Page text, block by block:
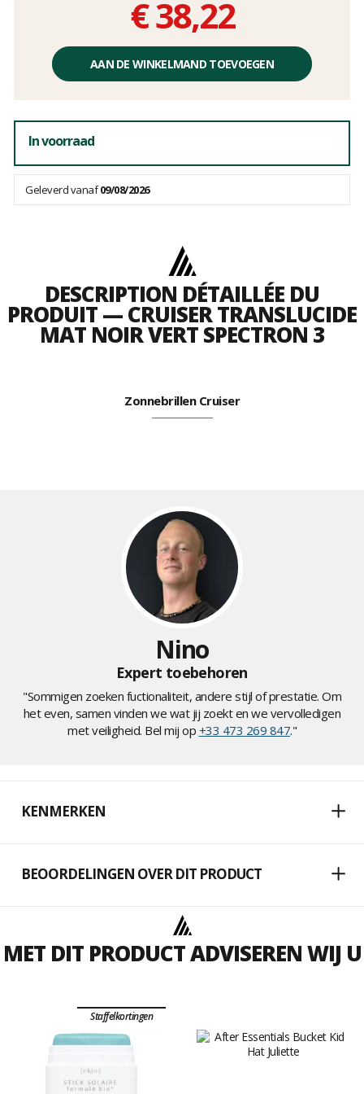
€ 38,22
Éénheidsprijs,
AAN DE WINKELMAND TOEVOEGEN
In voorraad
Geleverd vanaf09/08/2026
DESCRIPTION DÉTAILLÉE DU
PRODUIT — CRUISER TRANSLUCIDE
MAT NOIR VERT SPECTRON 3
Zonnebrillen Cruiser
Nino
Expert toebehoren
"Sommigen zoeken fuctionaliteit, andere stijl of prestatie. Om
het even, samen vinden we wat jij zoekt en we vervolledigen
met veiligheid. Bel mij op +33 473 269 847."
KENMERKEN
BEOORDELINGEN OVER DIT PRODUCT
MET DIT PRODUCT ADVISEREN WIJ U
Staffelkortingen